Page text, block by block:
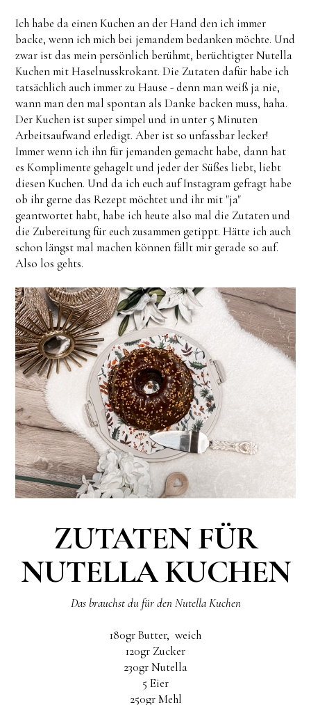
Ich habe da einen Kuchen an der Hand den ich immer
backe, wenn ich mich bei jemandem bedanken möchte. Und
zwar ist das mein persönlich berühmt, berüchtigter Nutella
Kuchen mit Haselnusskrokant. Die Zutaten dafür habe ich
tatsächlich auch immer zu Hause - denn man weiß ja nie,
wann man den mal spontan als Danke backen muss, haha.
Der Kuchen ist super simpel und in unter 5 Minuten
Arbeitsaufwand erledigt. Aber ist so unfassbar lecker!
Immer wenn ich ihn für jemanden gemacht habe, dann hat
es Komplimente gehagelt und jeder der Süßes liebt, liebt
diesen Kuchen. Und da ich euch auf Instagram gefragt habe
ob ihr gerne das Rezept möchtet und ihr mit "ja"
geantwortet habt, habe ich heute also mal die Zutaten und
die Zubereitung für euch zusammen getippt. Hätte ich auch
schon längst mal machen können fällt mir gerade so auf.
Also los gehts.
ZUTATEN FÜR
NUTELLA KUCHEN
Das brauchst du für den Nutella Kuchen
180gr Butter, weich
120gr Zucker
230gr Nutella
5 Eier
250gr Mehl